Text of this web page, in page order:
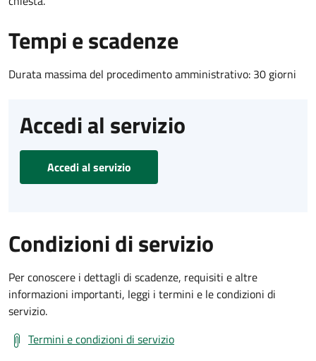
Tempi e scadenze
Durata massima del procedimento amministrativo: 30 giorni
Accedi al servizio
Accedi al servizio
Condizioni di servizio
Per conoscere i dettagli di scadenze, requisiti e altre
informazioni importanti, leggi i termini e le condizioni di
servizio.
Termini e condizioni di servizio